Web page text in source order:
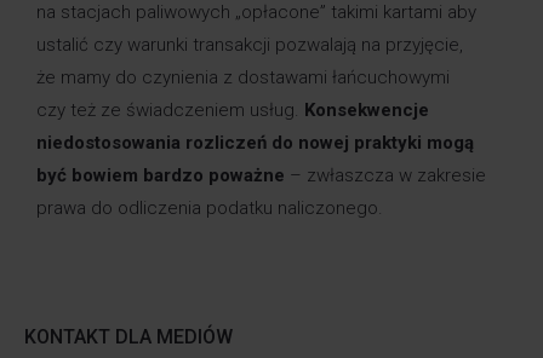
na stacjach paliwowych „opłacone” takimi kartami aby
ustalić czy warunki transakcji pozwalają na przyjęcie,
że mamy do czynienia z dostawami łańcuchowymi
czy też ze świadczeniem usług. Konsekwencje
niedostosowania rozliczeń do nowej praktyki mogą
być bowiem bardzo poważne – zwłaszcza w zakresie
prawa do odliczenia podatku naliczonego.
KONTAKT DLA MEDIÓW